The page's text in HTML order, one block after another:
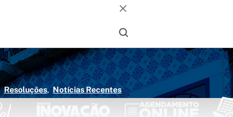
Resoluções Notícias Recentes